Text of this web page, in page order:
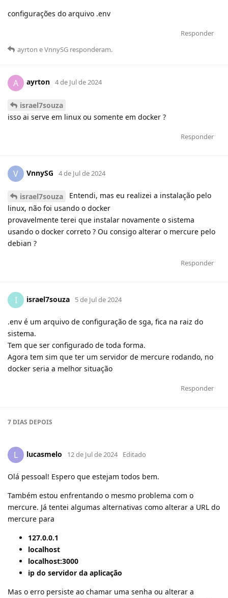
configurações do arquivo .env
Responder
ayrton eVnnySG responderam.
A ayrton 4 de Jul de 2024
israel7souza
isso ai serve em linux ou somente em docker ?
Responder
V VnnySG 4 de Jul de 2024
israel7souza
Entendi, mas eu realizei a instalação pelo
linux, não foi usando o docker
provavelmente terei que instalar novamente o sistema
usando o docker correto ? Ou consigo alterar o mercure pelo
debian ?
Responder
I israel7souza 5 de Jul de 2024
.env é um arquivo de configuração de sga, fica na raiz do
sistema.
Tem que ser configurado de toda forma.
Agora tem sim que ter um servidor de mercure rodando, no
docker seria a melhor situação
Responder
7 DIAS DEPOIS
L lucasmelo 12 de Jul de 2024 Editado
Olá pessoal! Espero que estejam todos bem.
Também estou enfrentando o mesmo problema com o
mercure. Já tentei algumas alternativas como alterar a URL do
mercure para
127.0.0.1
localhost
localhost:3000
ip do servidor da aplicação
Mas o erro persiste ao chamar uma senha ou alterar a